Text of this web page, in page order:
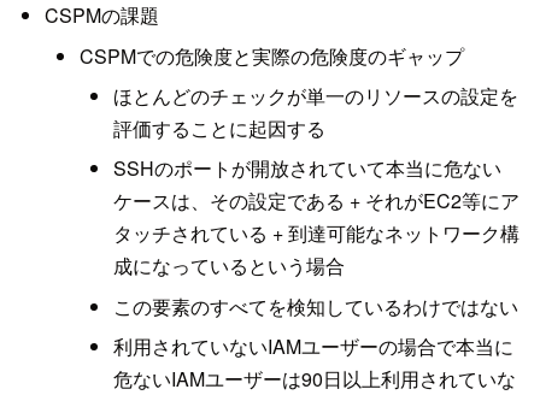
CSPMの課題
CSPMでの危険度と実際の危険度のギャップ
ほとんどのチェックが単一のリソースの設定を
評価することに起因する
SSHのポートが開放されていて本当に危ない
ケースは、その設定である + それがEC2等にア
タッチされている + 到達可能なネットワーク構
成になっているという場合
この要素のすべてを検知しているわけではない
利用されていないIAMユーザーの場合で本当に
危ないIAMユーザーは90日以上利用されていな